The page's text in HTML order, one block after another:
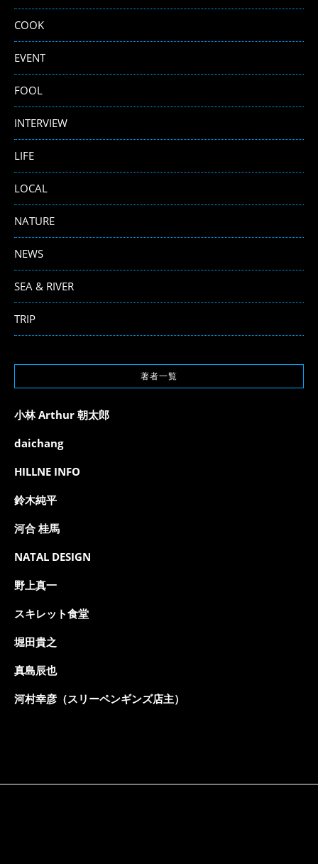
COOK
EVENT
FOOL
INTERVIEW
LIFE
LOCAL
NATURE
NEWS
SEA & RIVER
TRIP
著者一覧
小林 Arthur 朝太郎
daichang
HILLNE INFO
鈴木純平
河合 桂馬
NATAL DESIGN
野上真一
スキレット食堂
堀田貴之
真島辰也
河村幸彦（スリーペンギンズ店主）